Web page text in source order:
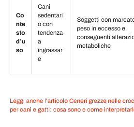
Co
nte
sto
d’u
so
Cani
sedentari
o con
tendenza
a
ingrassar
e
Soggetti con
peso in eccesso e
conseguenti
metaboliche
Leggi anche l’articolo Ceneri grezze nelle
per cani e gatti: cosa sono e come